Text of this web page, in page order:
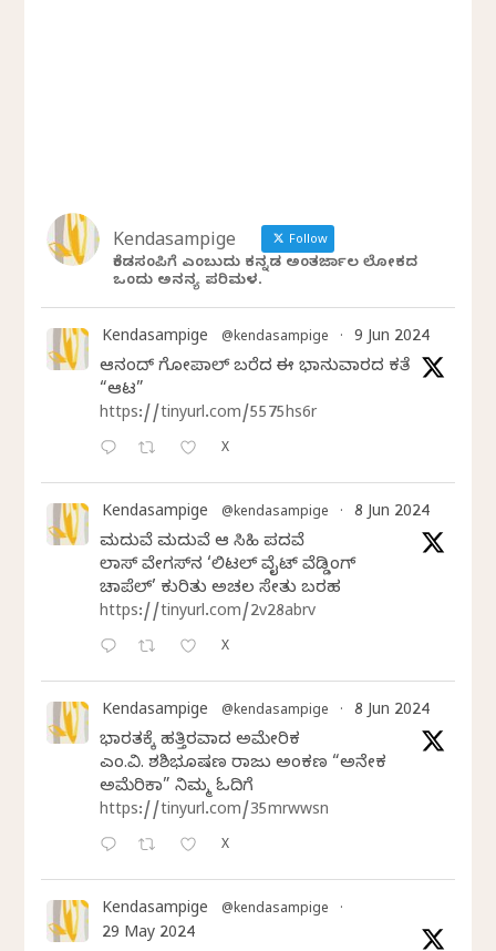
Kendasampige Follow
ಕೆಂಡಸಂಪಿಗೆ ಎಂಬುದು ಕನ್ನಡ ಅಂತರ್ಜಾಲ ಲೋಕದ
ಒಂದು ಅನನ್ಯ ಪರಿಮಳ.
Kendasampige @kendasampige · 9 Jun 2024
ಆನಂದ್‌ ಗೋಪಾಲ್‌ ಬರೆದ ಈ ಭಾನುವಾರದ ಕತೆ
“ಆಟ”
https://tinyurl.com/5575hs6r
X
Kendasampige @kendasampige · 8 Jun 2024
ಮದುವೆ ಮದುವೆ ಆ ಸಿಹಿ ಪದವೆ
ಲಾಸ್‌ ವೇಗಸ್‌ನ ‘ಲಿಟಲ್ ವೈಟ್ ವೆಡ್ಡಿಂಗ್
ಚಾಪೆಲ್’ ಕುರಿತು ಅಚಲ ಸೇತು ಬರಹ
https://tinyurl.com/2v28abrv
X
Kendasampige @kendasampige · 8 Jun 2024
ಭಾರತಕ್ಕೆ ಹತ್ತಿರವಾದ ಅಮೇರಿಕ
ಎಂ.ವಿ. ಶಶಿಭೂಷಣ ರಾಜು ಅಂಕಣ “ಅನೇಕ
ಅಮೆರಿಕಾ” ನಿಮ್ಮ ಓದಿಗೆ
https://tinyurl.com/35mrwwsn
X
Kendasampige @kendasampige ·
29 May 2024